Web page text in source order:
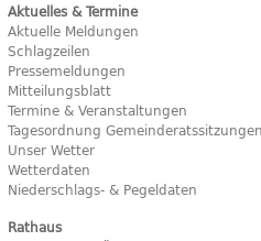
Aktuelles & Termine
Aktuelle Meldungen
Schlagzeilen
Pressemeldungen
Mitteilungsblatt
Termine & Veranstaltungen
Tagesordnung Gemeinderatssitzungen
Unser Wetter
Wetterdaten
Niederschlags- & Pegeldaten
Rathaus